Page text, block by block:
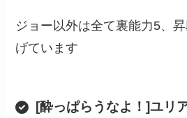
ジョー以外は全て裏能力5、
げています
[酔っぱらうなよ！]ユリ